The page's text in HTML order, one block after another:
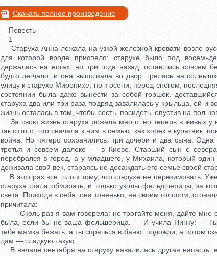
Скачать полное произведение
Повесть
1
Старуха Анна лежала на узкой железной кровати возле
для которой вроде приспело: старухе было под
держалась на ногах, но три года назад, оставшись совсем
будто легчало, и она выползала во двор, грелась на
улицу к старухе Миронихе; но к осени, перед снегом,
состоянии была даже вынести за собой горшок,
старуха два или три раза подряд завалилась у крыльца, ей и
жизнь осталась в том, чтобы сесть, посидеть, опустив на пол
За свою жизнь старуха рожала много, но теперь в живых у
так оттого, что сначала к ним в семью, как хорек в курятник,
война. Но пятеро сохранились: три дочери и два сына.
третья и совсем далеко — в Киеве. Старший сын с
перебрался в город, а у младшего, у Михаила, который один
доживала свой век, стараясь не досаждать его семье своей
В этот раз все шло к тому, что старухе не перезимовать.
старуха стала обмирать, и только уколы фельдшерицы, за
света. Приходя в себя, она тоненько, не своим голосом,
причитала:
— Сколь раз я вам говорела: не трогайте меня, дайте мне
была, если бы не ваша фельшерица. — И учила Нинку: — Ты
тебе мамка бежать, а ты спрячься в баню, подожди, а потом
дам — сладкую такую.
В начале сентября на старуху навалилась другая напасть: